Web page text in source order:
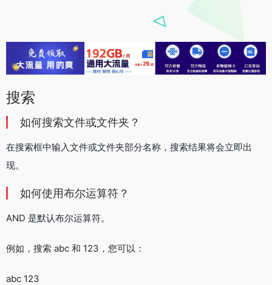
搜索
如何搜索文件或文件夹？
在搜索框中输入文件或文件夹部分名称，搜索结果将会立即出
现。
如何使用布尔运算符？
AND 是默认布尔运算符。
例如，搜索 abc 和 123，您可以：
abc 123